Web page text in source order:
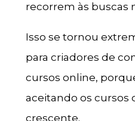
recorrem às buscas
Isso se tornou
para criadores de
cursos online,
aceitando os cursos
crescente.